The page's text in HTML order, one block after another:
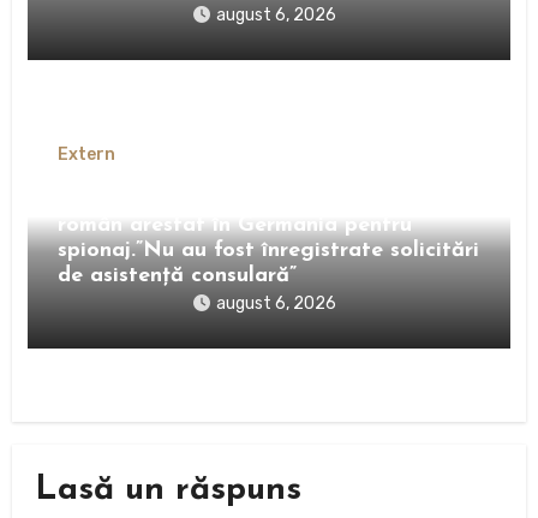
august 6, 2026
Extern
român arestat în Germania pentru
spionaj.”Nu au fost înregistrate solicitări
de asistenţă consulară”
august 6, 2026
Lasă un răspuns